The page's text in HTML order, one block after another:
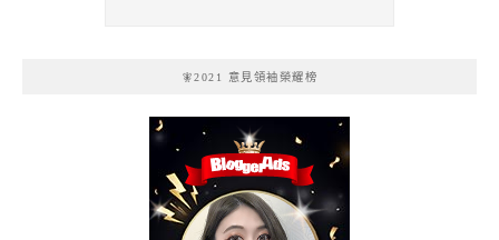
🧚2021 意見領袖榮耀榜